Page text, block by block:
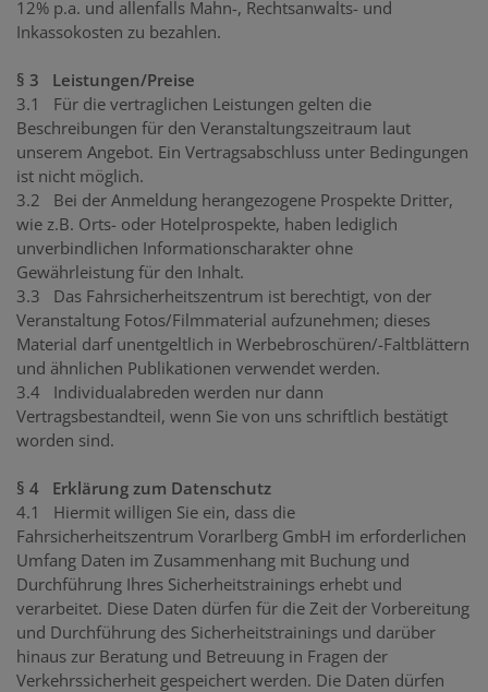
12% p.a. und allenfalls Mahn-, Rechtsanwalts- und
Inkassokosten zu bezahlen.
§ 3 Leistungen/Preise
3.1 Für die vertraglichen Leistungen gelten die
Beschreibungen für den Veranstaltungszeitraum laut
unserem Angebot. Ein Vertragsabschluss unter Bedingungen
ist nicht möglich.
3.2 Bei der Anmeldung herangezogene Prospekte Dritter,
wie z.B. Orts- oder Hotelprospekte, haben lediglich
unverbindlichen Informationscharakter ohne
Gewährleistung für den Inhalt.
3.3 Das Fahrsicherheitszentrum ist berechtigt, von der
Veranstaltung Fotos/Filmmaterial aufzunehmen; dieses
Material darf unentgeltlich in Werbebroschüren/-Faltblättern
und ähnlichen Publikationen verwendet werden.
3.4 Individualabreden werden nur dann
Vertragsbestandteil, wenn Sie von uns schriftlich bestätigt
worden sind.
§ 4 Erklärung zum Datenschutz
4.1 Hiermit willigen Sie ein, dass die
Fahrsicherheitszentrum Vorarlberg GmbH im erforderlichen
Umfang Daten im Zusammenhang mit Buchung und
Durchführung Ihres Sicherheitstrainings erhebt und
verarbeitet. Diese Daten dürfen für die Zeit der Vorbereitung
und Durchführung des Sicherheitstrainings und darüber
hinaus zur Beratung und Betreuung in Fragen der
Verkehrssicherheit gespeichert werden. Die Daten dürfen